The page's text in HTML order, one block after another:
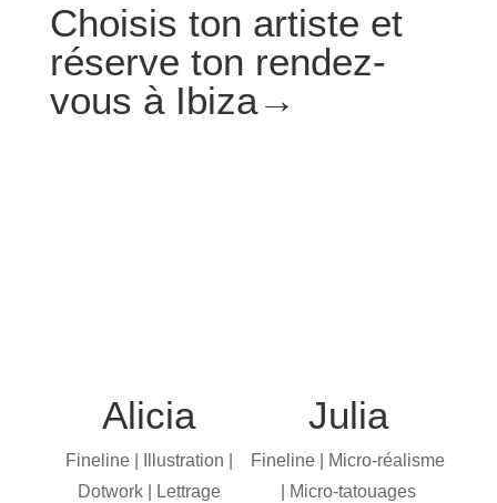
Choisis ton artiste et
réserve ton rendez-
vous à Ibiza→
Alicia
Fineline | Illustration |
Dotwork | Lettrage
Julia
Fineline | Micro-réalisme
| Micro-tatouages